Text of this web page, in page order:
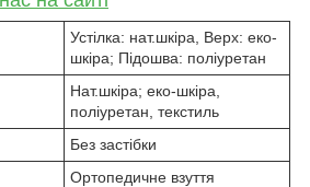
Устілка: нат.шкіра, Верх: еко-
шкіра; Підошва: поліуретан
Нат.шкіра; еко-шкіра,
поліуретан, текстиль
Без застібки
Ортопедичне взуття